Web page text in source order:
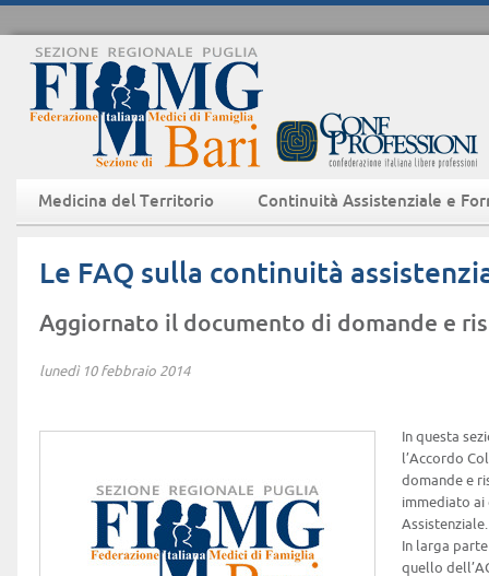
Medicina del Territorio Continuità Assistenziale e
Le FAQ sulla continuità
Aggiornato il documento di domande e
lunedì 10 febbraio 2014
In questa
l’Accordo
domande e
immediato
Assistenziale.
In larga
quello